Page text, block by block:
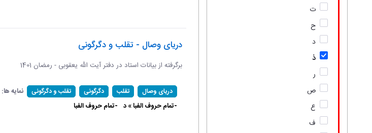
ت
ح
د
ذ
ر
ص
ع
ف
دریای وصال - تقلب و دگرگونی
برگرفته از بیانات استاد در دفتر آیت الله یعقوبی - رمضان 1401
دریای وصال تقلب دگرگونی تقلب و دگرگونی نمایه ها:
-تمام حروف الفبا » د -تمام حروف الفبا